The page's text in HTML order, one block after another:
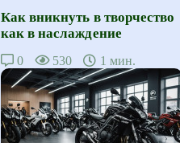
Как вникнуть в творчество
как в наслаждение
0 530 1 мин.